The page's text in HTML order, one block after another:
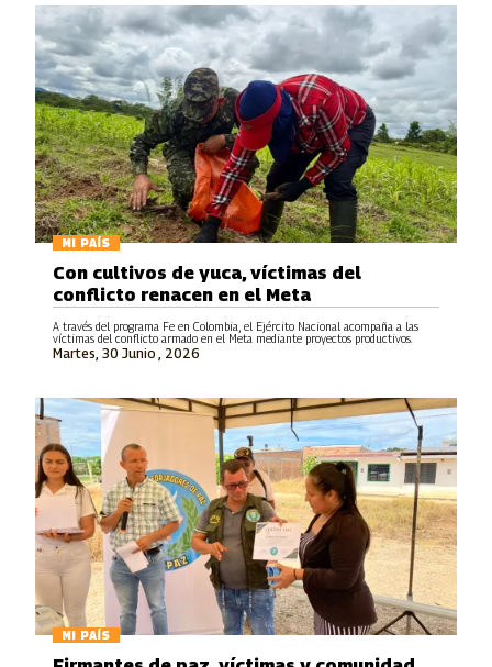
MI PAÍS
Martes, 30 Junio , 2026
Con cultivos de yuca, víctimas del
conflicto renacen en el Meta
A través del programa Fe en Colombia, el Ejército Nacional acompaña a las
víctimas del conflicto armado en el Meta mediante proyectos productivos.
MI PAÍS